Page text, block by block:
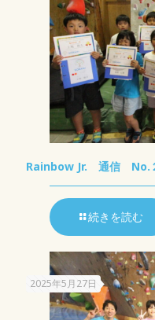
Rainbow Jr. 通信 No.
続きを読む
2025年5月27日